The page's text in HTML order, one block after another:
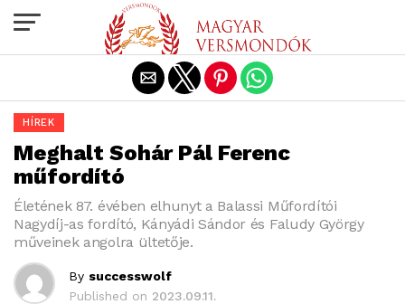
HÍREK
Meghalt Sohár Pál Ferenc
műfordító
Életének 87. évében elhunyt a Balassi Műfordítói
Nagydíj-as fordító, Kányádi Sándor és Faludy György
műveinek angolra ültetője.
By successwolf
Published on 2023.09.11.
Exit mobile version